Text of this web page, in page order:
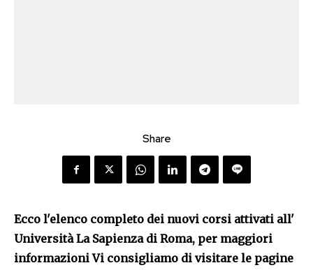
Share
Ecco l'elenco completo dei nuovi corsi attivati all'
Università La Sapienza di Roma, per maggiori
informazioni Vi consigliamo di visitare le pagine